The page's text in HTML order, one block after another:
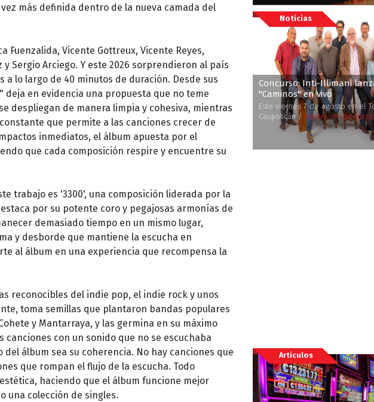
más definida dentro de la nueva camada del
Fuenzalida, Vicente Gottreux, Vicente Reyes,
y Sergio Arciego. Y este 2026 sorprendieron al país
a lo largo de 40 minutos de duración. Desde sus
en evidencia una propuesta que no teme
despliegan de manera limpia y cohesiva, mientras
que permite a las canciones crecer de
inmediatos, el álbum apuesta por el
que cada composición respire y encuentre su
trabajo es '3300', una composición liderada por la
por su potente coro y pegajosas armonías de
demasiado tiempo en un mismo lugar,
y desborde que mantiene la escucha en
al álbum en una experiencia que recompensa la
reconocibles del indie pop, el indie rock y unos
toma semillas que plantaron bandas populares
y Mantarraya, y las germina en su máximo
con un sonido que no se escuchaba
del álbum sea su coherencia. No hay canciones que
que rompan el flujo de la escucha. Todo
haciendo que el álbum funcione mejor
una colección de singles.
Noticias
Concurso: Inti-Illimani
''Caminos'' en vivo
Este viernes 7 de agosto en el
Caupolicán /Martes, 04 de
Articulos